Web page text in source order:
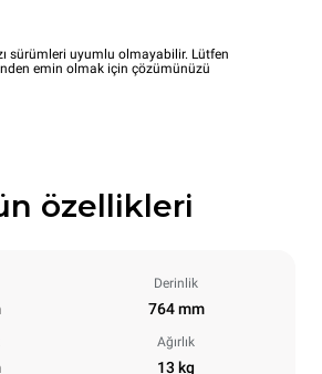
sürümleri uyumlu olmayabilir. Lütfen
emin olmak için çözümünüzü
özellikleri
Derinlik
764 mm
Ağırlık
13 kg